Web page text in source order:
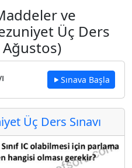
ve
Üç Ders
Ağustos)
Sınava Başla
Üç Ders Sınavı